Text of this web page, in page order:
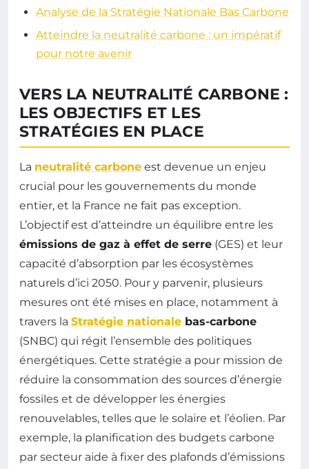
Analyse de la Stratégie Nationale Bas Carbone
Atteindre la neutralité carbone : un impératif
pour notre avenir
VERS LA NEUTRALITÉ CARBONE :
LES OBJECTIFS ET LES
STRATÉGIES EN PLACE
La neutralité carbone est devenue un enjeu
crucial pour les gouvernements du monde
entier, et la France ne fait pas exception.
L’objectif est d’atteindre un équilibre entre les
émissions de gaz à effet de serre (GES) et leur
capacité d’absorption par les écosystèmes
naturels d’ici 2050. Pour y parvenir, plusieurs
mesures ont été mises en place, notamment à
travers la Stratégie nationale bas-carbone
(SNBC) qui régit l’ensemble des politiques
énergétiques. Cette stratégie a pour mission de
réduire la consommation des sources d’énergie
fossiles et de développer les énergies
renouvelables, telles que le solaire et l’éolien. Par
exemple, la planification des budgets carbone
par secteur aide à fixer des plafonds d’émissions